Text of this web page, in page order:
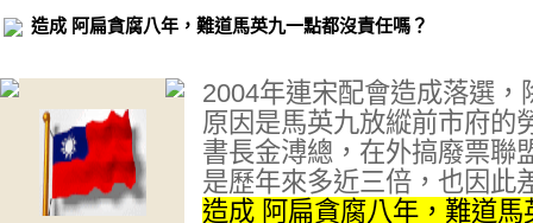
造成 阿扁貪腐八年，難道馬英九一點都沒責任嗎？
2004年連宋配會造成落選
原因是馬英九放縱前市府的
書長金溥總，在外搞廢票聯
是歷年來多近三倍，也因此
造成 阿扁貪腐八年，難道